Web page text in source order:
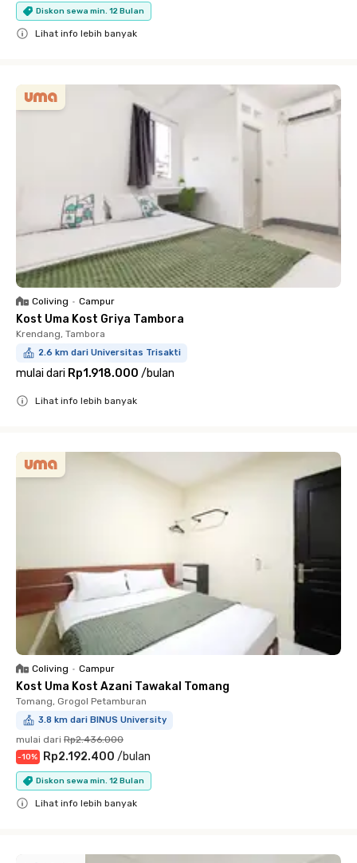
Diskon sewa min. 12 Bulan
Lihat info lebih banyak
Coliving • Campur
Kost Uma Kost Griya Tambora
Krendang, Tambora
2.6 km dari Universitas Trisakti
mulai dari Rp1.918.000 /bulan
Lihat info lebih banyak
Coliving • Campur
Kost Uma Kost Azani Tawakal Tomang
Tomang, Grogol Petamburan
3.8 km dari BINUS University
mulai dari Rp2.436.000
-10% Rp2.192.400 /bulan
Diskon sewa min. 12 Bulan
Lihat info lebih banyak